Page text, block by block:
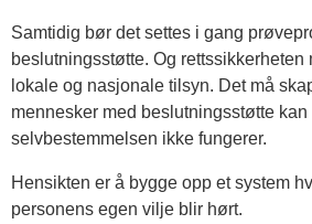
Samtidig bør det settes i gang
beslutningsstøtte. Og rettssikkerheten
lokale og nasjonale tilsyn. Det må
mennesker med beslutningsstøtte kan
selvbestemmelsen ikke fungerer.
Hensikten er å bygge opp et system
personens egen vilje blir hørt.